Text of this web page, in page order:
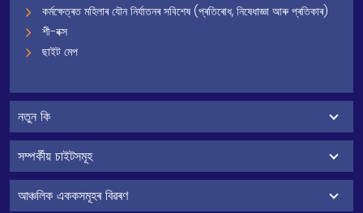
কৰ্মক্ষেত্ৰত মহিলাৰ যৌন নিৰ্যাতনৰ সবিশেষ (প্ৰতিৰোধ, নিষেধাজ্ঞা আৰু প্ৰতিকাৰ)
শী-বক্স
ছাইট মেপ
নতুন কি
সম্পৰ্কীয় চাইটসমূহ
আঞ্চলিক এককসমূহৰ বিৱৰণ